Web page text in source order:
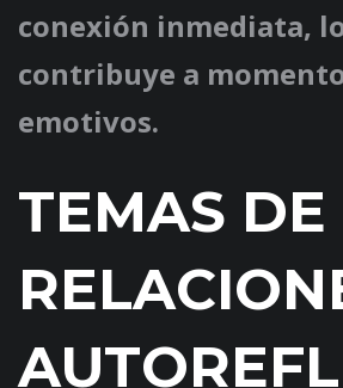
conexión inmediata,
contribuye a
emotivos.
TEMAS DE